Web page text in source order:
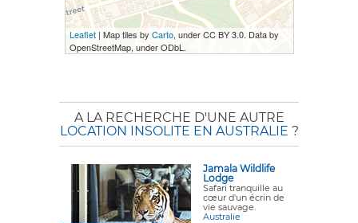
Leaflet| Map tiles by Carto, under CC BY 3.0. Data by
OpenStreetMap, under ODbL.
A LA RECHERCHE D'UNE AUTRE
LOCATION INSOLITE EN AUSTRALIE ?
Jamala Wildlife
Lodge
Safari tranquille au
cœur d'un écrin de
vie sauvage.
Australie